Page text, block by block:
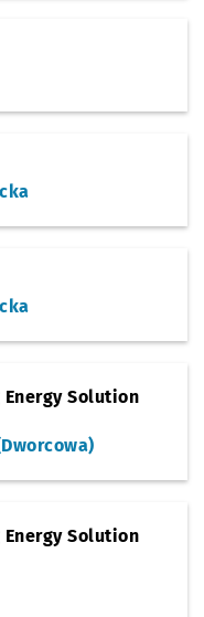
Solution
Solution